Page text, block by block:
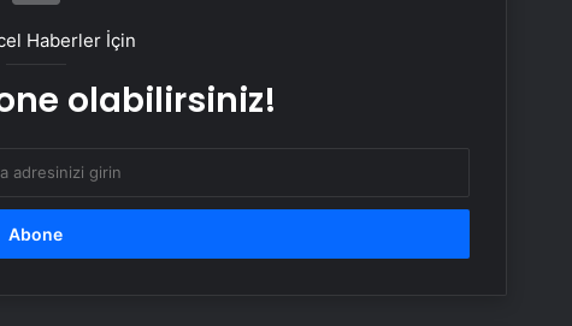
Serjoy : Dijital Medya Ajansı, Google
Haberler İçin
olabilirsiniz!